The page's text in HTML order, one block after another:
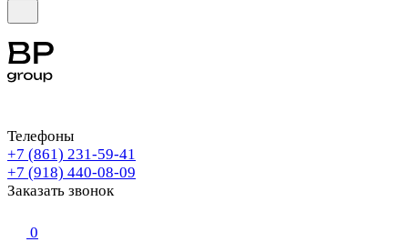
Телефоны
+7 (861) 231-59-41
+7 (918) 440-08-09
Заказать звонок
0